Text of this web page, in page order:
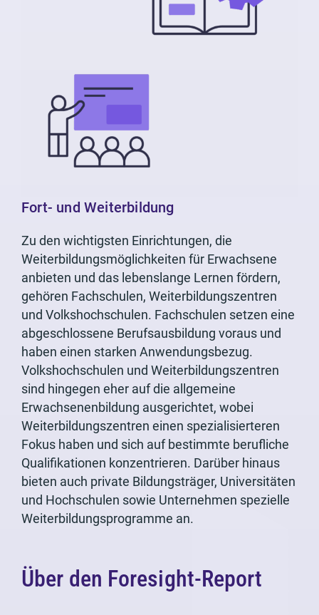
Fort- und Weiterbildung
Zu den wichtigsten Einrichtungen, die
Weiterbildungsmöglichkeiten für Erwachsene
anbieten und das lebenslange Lernen fördern,
gehören Fachschulen, Weiterbildungszentren
und Volkshochschulen. Fachschulen setzen eine
abgeschlossene Berufsausbildung voraus und
haben einen starken Anwendungsbezug.
Volkshochschulen und Weiterbildungszentren
sind hingegen eher auf die allgemeine
Erwachsenenbildung ausgerichtet, wobei
Weiterbildungszentren einen spezialisierteren
Fokus haben und sich auf bestimmte berufliche
Qualifikationen konzentrieren. Darüber hinaus
bieten auch private Bildungsträger, Universitäten
und Hochschulen sowie Unternehmen spezielle
Weiterbildungsprogramme an.
Über den Foresight-Report